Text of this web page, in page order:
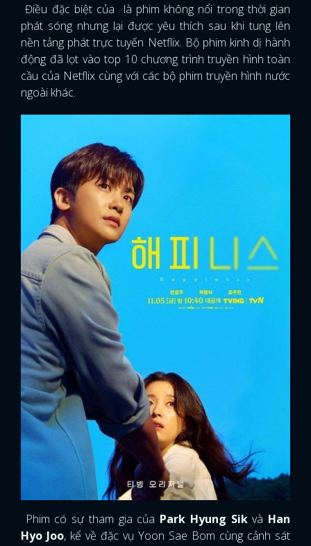
Điều đặc biệt của là phim không nổi trong thời gian
phát sóng nhưng lại được yêu thích sau khi tung lên
nền tảng phát trực tuyến Netflix. Bộ phim kinh dị hành
động đã lọt vào top 10 chương trình truyền hình toàn
cầu của Netflix cùng với các bộ phim truyền hình nước
ngoài khác.
Phim có sự tham gia của Park Hyung Sikvà Han
Hyo Joo, kể về đặc vụ Yoon Sae Bom cùng cảnh sát